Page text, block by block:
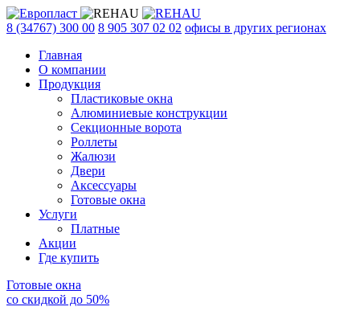
8 (34767) 300 00 8 905 307 02 02 офисы в других регионах
Главная
О компании
Продукция
Пластиковые окна
Алюминиевые конструкции
Секционные ворота
Роллеты
Жалюзи
Двери
Аксессуары
Готовые окна
Услуги
Платные
Акции
Где купить
Готовые окна
со скидкой до 50%